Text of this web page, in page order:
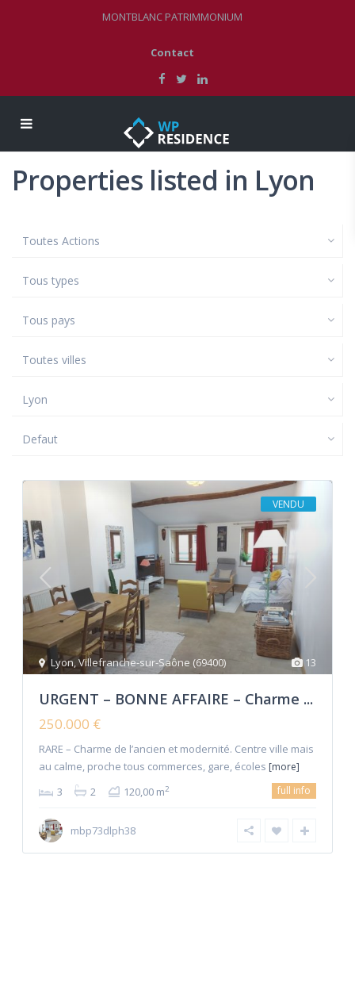
MONTBLANC PATRIMMONIUM
Contact
Properties listed in Lyon
Toutes Actions
Tous types
Tous pays
Toutes villes
Lyon
Defaut
13
Lyon,Villefranche-sur-Saône (69400)
VENDU
URGENT – BONNE AFFAIRE – Charme ...
250.000 €
RARE – Charme de l’ancien et modernité. Centre ville mais
au calme, proche tous commerces, gare, écoles [more]
3 2 120,00 m2 full info
mbp73dlph38